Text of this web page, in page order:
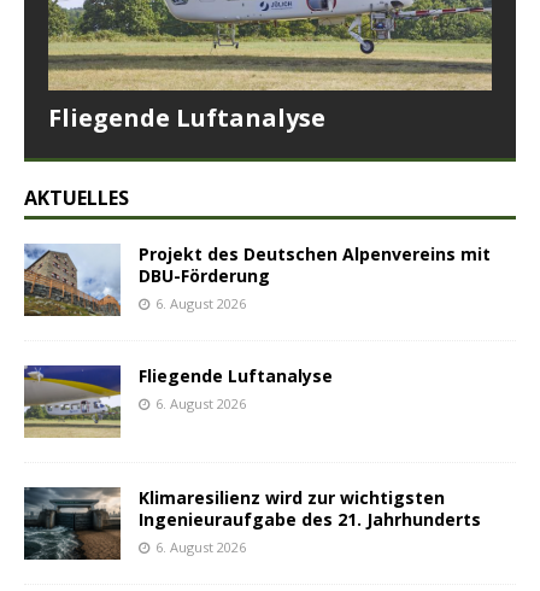
Fliegende Luftanalyse
AKTUELLES
Projekt des Deutschen Alpenvereins mit
DBU-Förderung
6. August 2026
Fliegende Luftanalyse
6. August 2026
Klimaresilienz wird zur wichtigsten
Ingenieuraufgabe des 21. Jahrhunderts
6. August 2026